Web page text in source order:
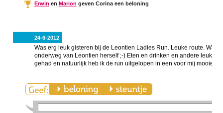
Erwin en Marion geven Corina een beloning
24-6-2012
Was erg leuk gisteren bij de Leontien Ladies Run. Leuke route. Was
onderweg van Leontien herself ;-) Eten en drinken en andere leuke
gehad en natuurlijk heb ik de run uitgelopen in een voor mij mooie